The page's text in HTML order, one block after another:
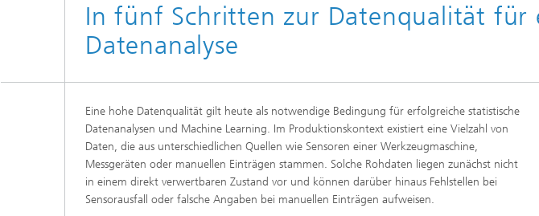
In fünf Schritten zur Datenqualität für
Datenanalyse
Eine hohe Datenqualität gilt heute als notwendige Bedingung für erfolgreiche statistische
Datenanalysen und Machine Learning. Im Produktionskontext existiert eine Vielzahl von
Daten, die aus unterschiedlichen Quellen wie Sensoren einer Werkzeugmaschine,
Messgeräten oder manuellen Einträgen stammen. Solche Rohdaten liegen zunächst nicht
in einem direkt verwertbaren Zustand vor und können darüber hinaus Fehlstellen bei
Sensorausfall oder falsche Angaben bei manuellen Einträgen aufweisen.